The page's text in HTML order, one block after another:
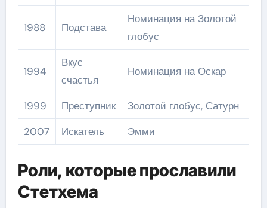
1988 Подстава
Номинация на Золотой
глобус
1994
Вкус
счастья
Номинация на Оскар
1999 Преступник
Золотой глобус, Сатурн
2007
Искатель Эмми
Роли, которые прославили
Стетхема